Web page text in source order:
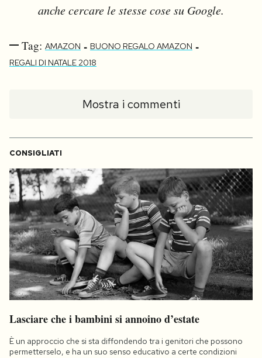
anche cercare le stesse cose su Google.
Tag: AMAZON - BUONO REGALO AMAZON -
REGALI DI NATALE 2018
Mostra i commenti
CONSIGLIATI
Lasciare che i bambini si annoino d’estate
È un approccio che si sta diffondendo tra i genitori che possono
permetterselo, e ha un suo senso educativo a certe condizioni